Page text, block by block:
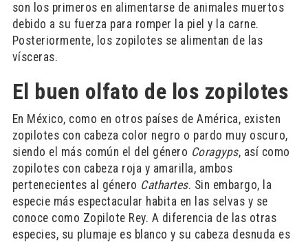
son los primeros en alimentarse de animales muertos
debido a su fuerza para romper la piel y la carne.
Posteriormente, los zopilotes se alimentan de las
vísceras.
El buen olfato de los zopilotes
En México, como en otros países de América, existen
zopilotes con cabeza color negro o pardo muy oscuro,
siendo el más común el del género Coragyps, así como
zopilotes con cabeza roja y amarilla, ambos
pertenecientes al género Cathartes. Sin embargo, la
especie más espectacular habita en las selvas y se
conoce como Zopilote Rey. A diferencia de las otras
especies, su plumaje es blanco y su cabeza desnuda es